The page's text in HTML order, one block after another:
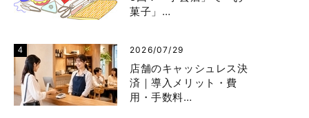
菓子」…
2026/07/29
店舗のキャッシュレス決
済｜導入メリット・費
用・手数料…